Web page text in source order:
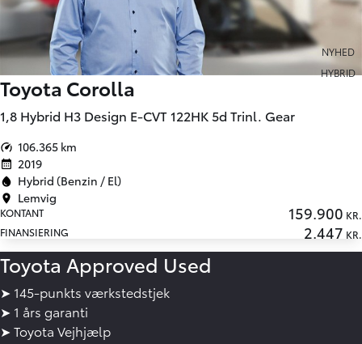
NYHED
HYBRID
Toyota Corolla
1,8 Hybrid H3 Design E-CVT 122HK 5d Trinl. Gear
106.365 km
2019
Hybrid (Benzin / El)
Lemvig
KONTANT 159.900 KR.
FINANSIERING
2.447 KR.
Toyota Approved Used
➤ 145-punkts værkstedstjek
➤ 1 års garanti
➤ Toyota Vejhjælp